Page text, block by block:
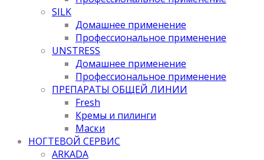
SILK
Домашнее применение
Профессиональное применение
UNSTRESS
Домашнее применение
Профессиональное применение
ПРЕПАРАТЫ ОБЩЕЙ ЛИНИИ
Fresh
Кремы и пилинги
Маски
НОГТЕВОЙ СЕРВИС
ARKADA